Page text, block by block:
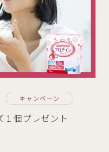
キャンペーン
１個プレゼント